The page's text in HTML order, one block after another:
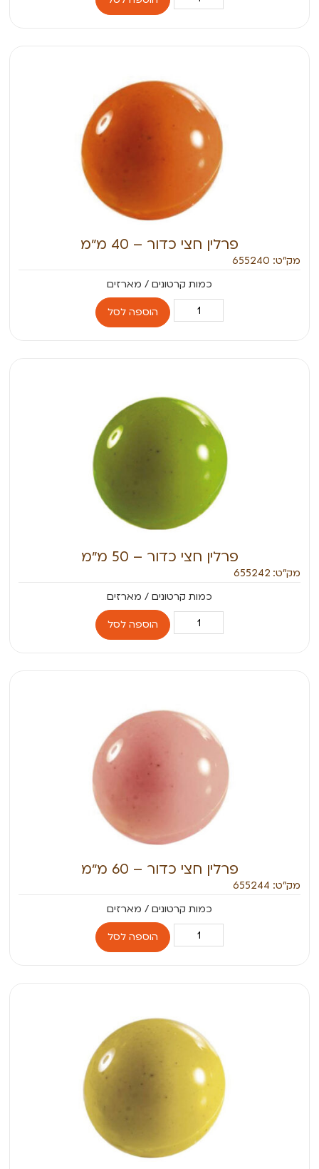
פרלין חצי כדור – 40 מ״מ
מק״ט: 655240
הוספה לסל
פרלין חצי כדור – 50 מ״מ
מק״ט: 655242
הוספה לסל
פרלין חצי כדור – 60 מ״מ
מק״ט: 655244
הוספה לסל